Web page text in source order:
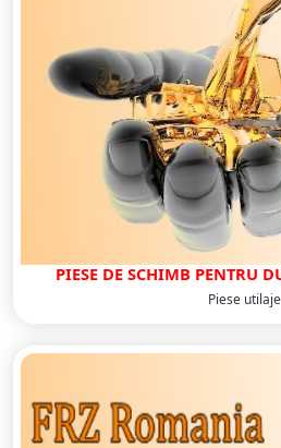
PIESE DE SCHIMB PENTRU
Piese utilaje